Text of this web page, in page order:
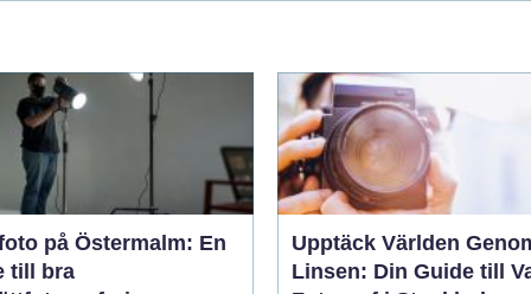
på Östermalm: En
till bra
Upptäck Världen
Linsen: Din Guide till